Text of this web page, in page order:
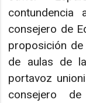
contundencia
consejero de
proposición
de aulas de
portavoz
consejero